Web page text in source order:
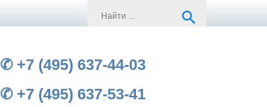
search
✆ +7 (495) 637-44-03
✆ +7 (495) 637-53-41